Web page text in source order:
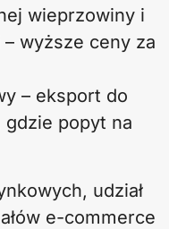
wieprzowiny i
wyższe ceny za
– eksport do
gdzie popyt na
udział
e-commerce